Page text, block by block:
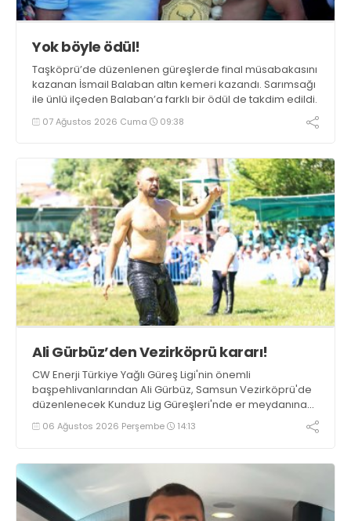
Yok böyle ödül!
Taşköprü’de düzenlenen güreşlerde final müsabakasını
kazanan İsmail Balaban altın kemeri kazandı. Sarımsağı
ile ünlü ilçeden Balaban’a farklı bir ödül de takdim edildi.
07 Ağustos 2026 Cuma 09:38
Ali Gürbüz’den Vezirköprü kararı!
CW Enerji Türkiye Yağlı Güreş Ligi'nin önemli
başpehlivanlarından Ali Gürbüz, Samsun Vezirköprü'de
düzenlenecek Kunduz Lig Güreşleri'nde er meydanına
çıkmayacak.
06 Ağustos 2026 Perşembe 14:13